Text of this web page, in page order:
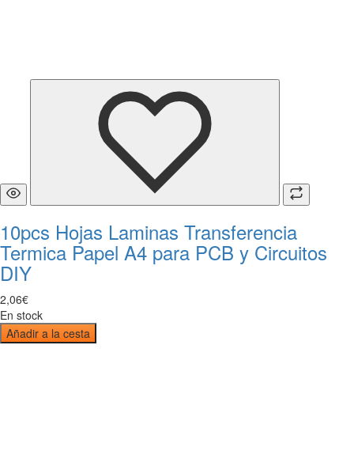
10pcs Hojas Laminas Transferencia
Termica Papel A4 para PCB y Circuitos
DIY
2,06€
En stock
Añadir a la cesta